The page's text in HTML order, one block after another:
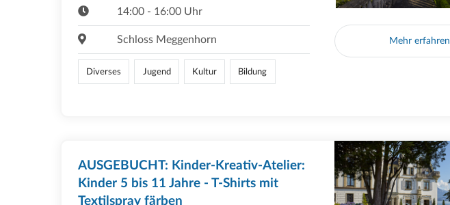
14:00 - 16:00 Uhr
Schloss Meggenhorn
Diverses Jugend Kultur Bildung
Mehr erfahren
AUSGEBUCHT: Kinder-Kreativ-Atelier:
Kinder 5 bis 11 Jahre - T-Shirts mit
Textilspray färben